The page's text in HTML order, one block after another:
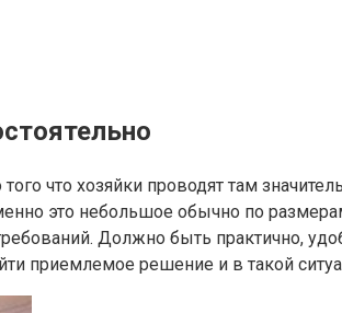
что хозяйки проводят там
это небольшое обычно по
Должно быть практично,
приемлемое решение и в такой